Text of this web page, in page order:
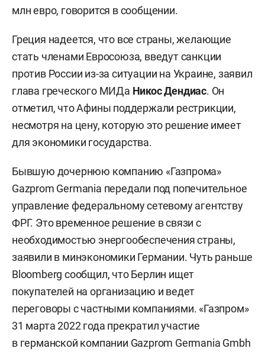
млн евро, говорится в сообщении.
Греция надеется, что все страны, желающие
стать членами Евросоюза, введут санкции
против России из-за ситуации на Украине, заявил
глава греческого МИДа Никос Дендиас. Он
отметил, что Афины поддержали рестрикции,
несмотря на цену, которую это решение имеет
для экономики государства.
Бывшую дочернюю компанию «Газпрома»
Gazprom Germania передали под попечительное
управление федеральному сетевому агентству
ФРГ. Это временное решение в связи с
необходимостью энергообеспечения страны,
заявили в минэкономики Германии. Чуть раньше
Bloomberg сообщил, что Берлин ищет
покупателей на организацию и ведет
переговоры с частными компаниями. «Газпром»
31 марта 2022 года прекратил участие
в германской компании Gazprom Germania Gmbh